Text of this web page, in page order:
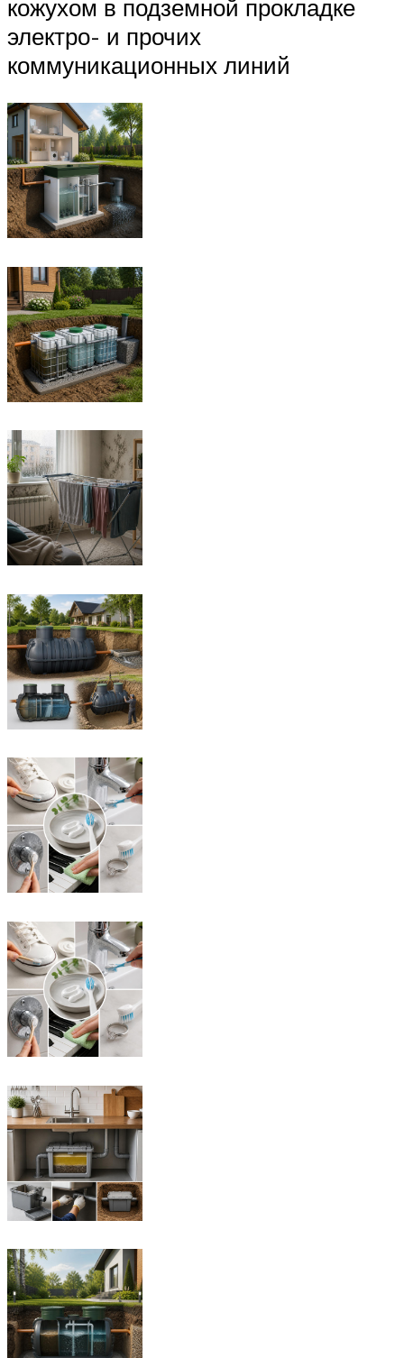
кожухом в подземной прокладке
электро- и прочих
коммуникационных линий